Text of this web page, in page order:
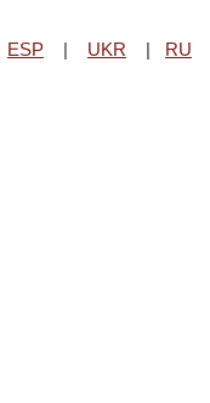
ESP | UKR | RU
Infos & Öffnungszeiten